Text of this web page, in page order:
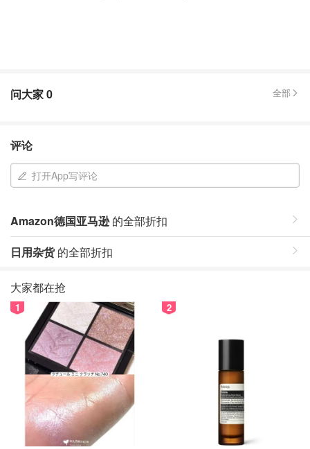
问大家0 全部
评论
打开App写评论
Amazon德国亚马逊的全部折扣
日用杂货的全部折扣
大家都在抢
1 2